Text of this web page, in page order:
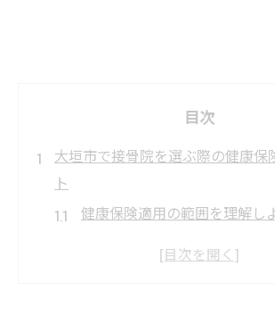
目次
大垣市で接骨院を選ぶ際の健康保
ト
健康保険適用の範囲を理解し
信頼できる接骨院の見極め方